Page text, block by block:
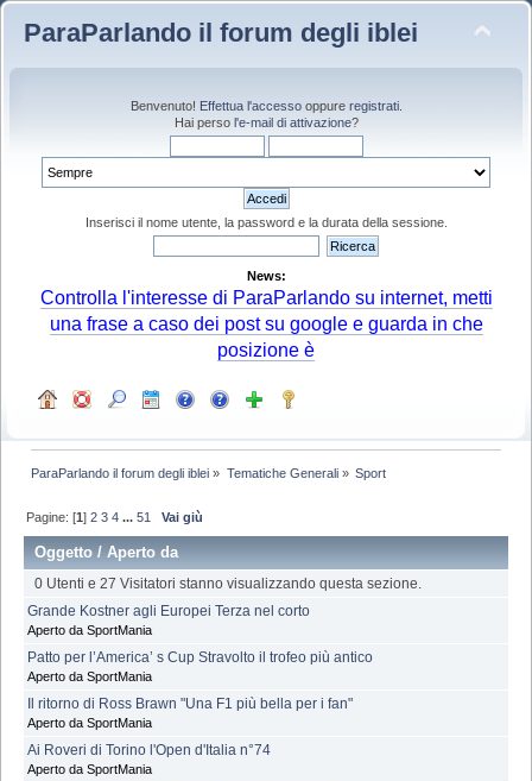
ParaParlando il forum degli iblei
Benvenuto! Effettua l'accessooppure registrati.
Hai perso l'e-mail di attivazione?
Inserisci il nome utente, la password e la durata della sessione.
News:
Controlla l'interesse di ParaParlando su internet, metti
una frase a caso dei post su google e guarda in che
posizione è
ParaParlando il forum degli iblei » Tematiche Generali» Sport
Pagine: [1]2 3 4 ...51 Vai giù
Oggetto /Aperto da
0 Utenti e 27 Visitatori stanno visualizzando questa sezione.
Grande Kostner agli Europei Terza nel corto
Aperto da SportMania
Patto per l’America’ s Cup Stravolto il trofeo più antico
Aperto da SportMania
Il ritorno di Ross Brawn "Una F1 più bella per i fan"
Aperto da SportMania
Ai Roveri di Torino l'Open d'Italia n°74
Aperto da SportMania